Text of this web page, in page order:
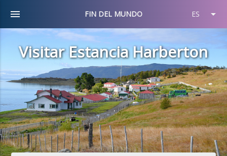
FIN DEL MUNDO
menu ES arrow_drop_down
Visitar Estancia Harberton